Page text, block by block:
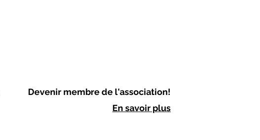
Devenir membre de l'association!
En savoir plus